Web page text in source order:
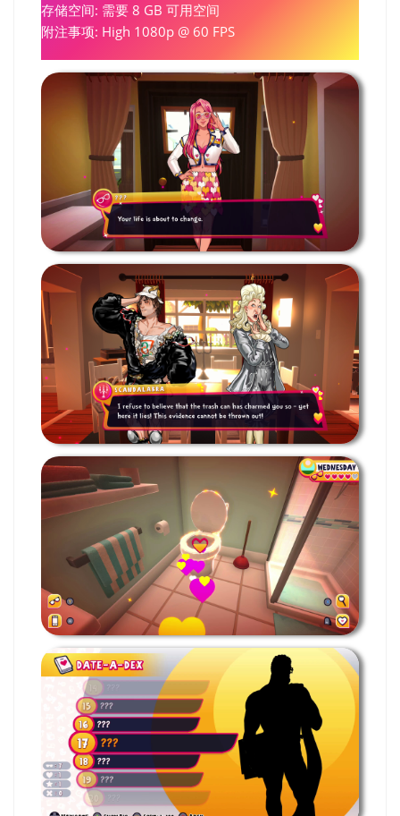
存储空间: 需要 8 GB 可用空间
附注事项: High 1080p @ 60 FPS